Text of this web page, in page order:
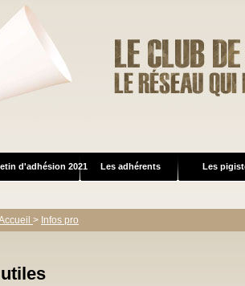
d'adhésion 2021 Les adhérents Les
> Infos pro